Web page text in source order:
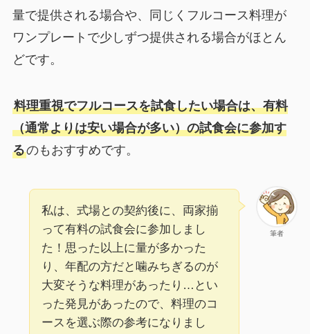
量で提供される場合や、同じくフルコース料理が
ワンプレートで少しずつ提供される場合がほとん
どです。
料理重視でフルコースを試食したい場合は、有料
（通常よりは安い場合が多い）の試食会に参加す
るのもおすすめです。
筆者
私は、式場との契約後に、両家揃
って有料の試食会に参加しまし
た！思った以上に量が多かった
り、年配の方だと噛みちぎるのが
大変そうな料理があったり…とい
った発見があったので、料理のコ
ースを選ぶ際の参考になりまし